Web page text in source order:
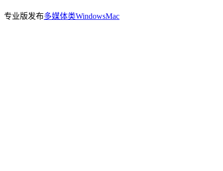
专业版发布多媒体类WindowsMac